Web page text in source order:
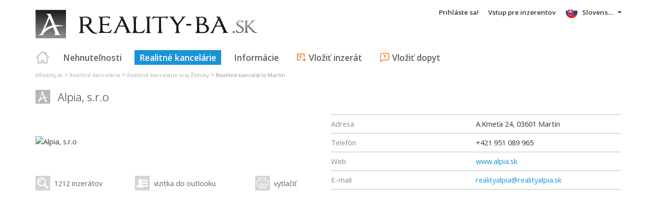
Prihláste sa! Vstup pre inzerentov
Nehnuteľnosti Realitné kancelárie Informácie Vložiť inzerát Vložiť dopyt
Slovensky
AReality.sk > Realitné kancelárie > Realitné kancelárie kraj Žilinský > Realitné kancelárie Martin
Alpia, s.r.o
1212 inzerátov vizitka do outlooku vytlačiť
Adresa A.Kmeťa 24, 03601 Martin
Telefón
+421 951 089 965
Web
www.alpia.sk
E-mail
realityalpia@realityalpia.sk